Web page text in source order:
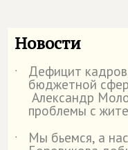
Новости
˙ Дефицит
бюджетной
Александр
проблемы с
˙
Мы бьемся, а